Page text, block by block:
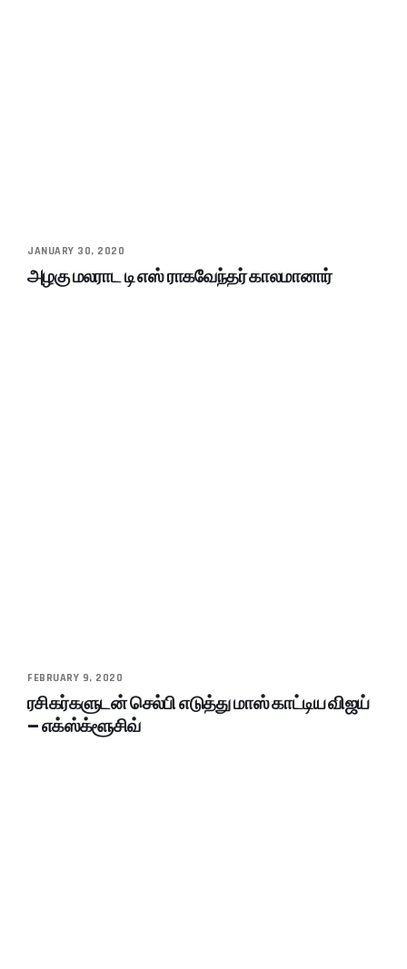
JANUARY 30, 2020
அழகு மலராட டி எஸ் ராகவேந்தர் காலமானார்
FEBRUARY 9, 2020
ரசிகர்களுடன் செல்பி எடுத்து மாஸ் காட்டிய விஜய்
– எக்ஸ்க்ளூசிவ்